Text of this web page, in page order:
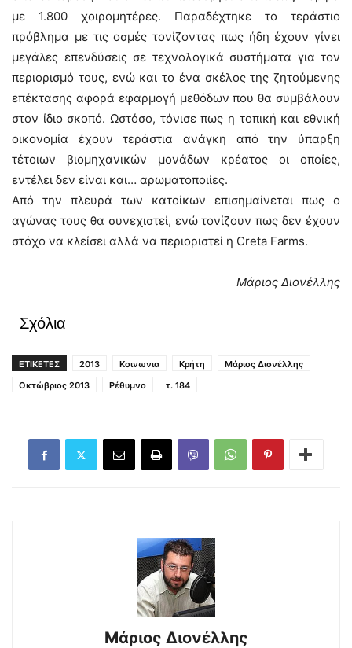
με 1.800 χοιρομητέρες. Παραδέχτηκε το τεράστιο
πρόβλημα με τις οσμές τονίζοντας πως ήδη έχουν γίνει
μεγάλες επενδύσεις σε τεχνολογικά συστήματα για τον
περιορισμό τους, ενώ και το ένα σκέλος της ζητούμενης
επέκτασης αφορά εφαρμογή μεθόδων που θα συμβάλουν
στον ίδιο σκοπό. Ωστόσο, τόνισε πως η τοπική και εθνική
οικονομία έχουν τεράστια ανάγκη από την ύπαρξη
τέτοιων βιομηχανικών μονάδων κρέατος οι οποίες,
εντέλει δεν είναι και… αρωματοποιίες.
Από την πλευρά των κατοίκων επισημαίνεται πως ο
αγώνας τους θα συνεχιστεί, ενώ τονίζουν πως δεν έχουν
στόχο να κλείσει αλλά να περιοριστεί η Creta Farms.
Μάριος Διονέλλης
Σχόλια
ΕΤΙΚΕΤΕΣ 2013 Κοινωνια Κρήτη
Μάριος Διονέλλης
Οκτώβριος 2013
Ρέθυμνο τ. 184
Μάριος Διονέλλης